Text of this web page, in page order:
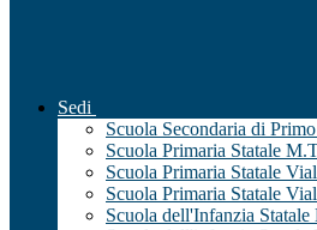
Sedi
Scuola Secondaria di
Scuola Primaria Statale
Scuola Primaria Statale
Scuola Primaria Statale
Scuola dell'Infanzia Statale